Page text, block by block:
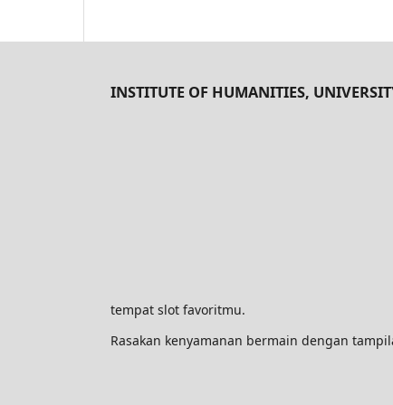
INSTITUTE OF HUMANITIES,
tempat slot favoritmu.
Rasakan kenyamanan bermain dengan